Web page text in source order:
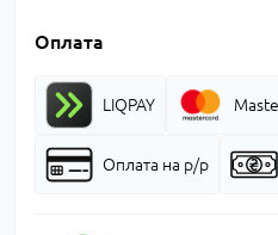
Оплата
LIQPAY
Оплата на р/р